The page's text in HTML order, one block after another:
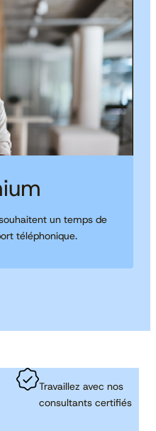
un temps de
téléphonique.
Travaillez avec nos
consultants certifiés